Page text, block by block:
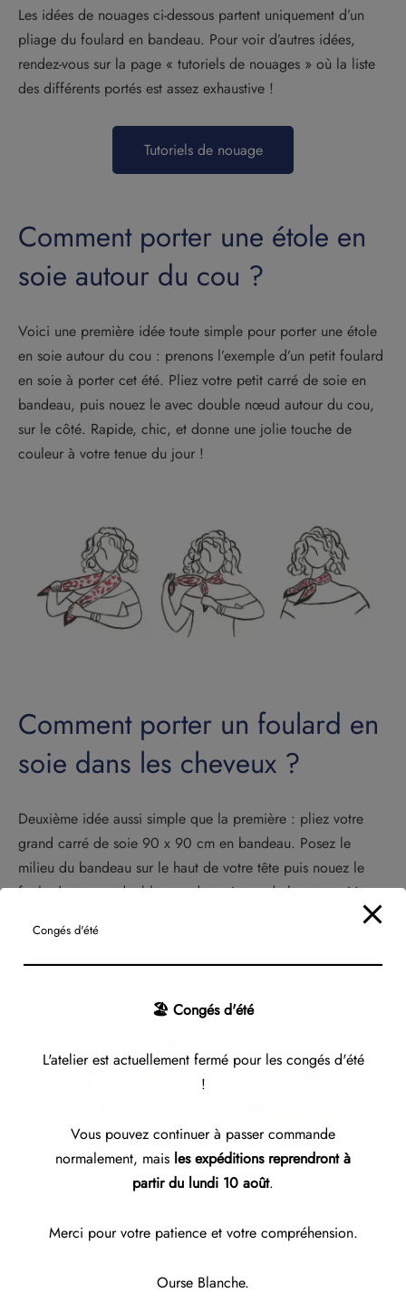
Les idées de nouages ci-dessous partent uniquement d’un
pliage du foulard en bandeau. Pour voir d’autres idées,
rendez-vous sur la page « tutoriels de nouages » où la liste
des différents portés est assez exhaustive !
Tutoriels de nouage
Comment porter une étole en
soie autour du cou ?
Voici une première idée toute simple pour porter une étole
en soie autour du cou : prenons l’exemple d’un petit foulard
en soie à porter cet été. Pliez votre petit carré de soie en
bandeau, puis nouez le avec double nœud autour du cou,
sur le côté. Rapide, chic, et donne une jolie touche de
couleur à votre tenue du jour !
Comment porter un foulard en
soie dans les cheveux ?
Deuxième idée aussi simple que la première : pliez votre
grand carré de soie 90 x 90 cm en bandeau. Posez le
milieu du bandeau sur le haut de votre tête puis nouez le
foulard avec un double nœud au niveau de la nuque. Vous
pouvez porter le foulard de cette manière avec les cheveux
attachés ou lâches.
soie en top pour l’été ?
Congés d'été
🏖️ Congés d'été
L'atelier est actuellement fermé pour les congés d'été
!
Vous pouvez continuer à passer commande
normalement, mais les expéditions reprendront à
partir du lundi 10 août.
Merci pour votre patience et votre compréhension.
Ourse Blanche.